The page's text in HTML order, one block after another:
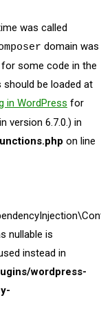
was called
domain was
some code in the
should be loaded at
in WordPress for
version 6.7.0.) in
on line
nullable is
instead in
wordpress-